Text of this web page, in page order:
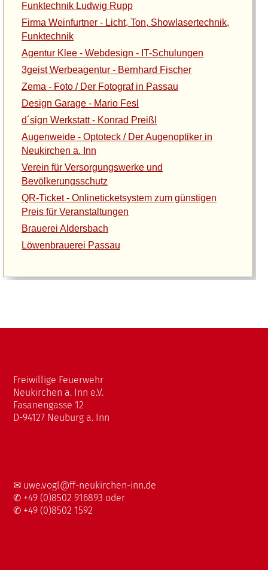
Funktechnik Ludwig Rupp
Firma Weinfurtner - Licht, Ton, Showlasertechnik,
Funktechnik
Agentur Klee - Webdesign - IT-Schulungen
3geist Werbeagentur - Bernhard Fischer
Zema - Foto / Der Fotograf in Passau
Design Garage - Mario Fesl
d´sign Werkstatt - Konrad Preißl
Augenweide - Optoteck / Der Augenoptiker in
Neukirchen a. Inn
Verein für Versorgungswerke und
Bevölkerungsschutz
QR-Ticket - Onlineticketsystem zum günstigen
Preis für Veranstaltungen
Brauerei Aldersbach
Löwenbrauerei Passau
Freiwillige Feuerwehr
Neukirchen a. Inn e.V.
Fasanengasse 12
D-94127 Neuburg a. Inn
✉ uwe.vogl@ff-neukirchen-inn.de
✆ +49 (0)8502 916893 oder
✆ +49 (0)8502 1592